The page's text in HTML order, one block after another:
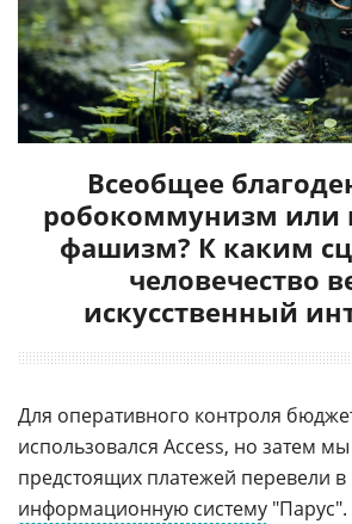
Всеобщее
робокоммунизм или
фашизм? К каким
человечество
искусственный
Для оперативного контроля
использовался Access, но затем
предстоящих платежей перевели в
информационную систему "Парус".